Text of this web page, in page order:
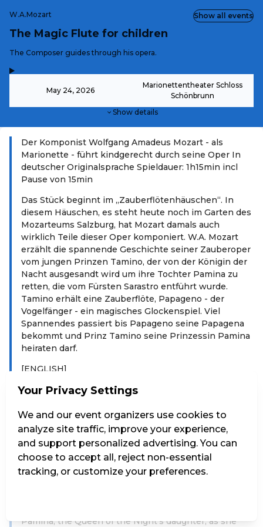
W.A.Mozart
The Magic Flute for children
-The Composer guides through his opera.
May 24, 2026
Marionettentheater Schloss
Schönbrunn
Show details
Show all events
Der Komponist Wolfgang Amadeus Mozart - als
Marionette - führt kindgerecht durch seine Oper In
deutscher Originalsprache Spieldauer: 1h15min incl
Pause von 15min
Das Stück beginnt im „Zauberflötenhäuschen“. In
diesem Häuschen, es steht heute noch im Garten des
Mozarteums Salzburg, hat Mozart damals auch
wirklich Teile dieser Oper komponiert. W.A. Mozart
erzählt die spannende Geschichte seiner Zauberoper
vom jungen Prinzen Tamino, der von der Königin der
Nacht ausgesandt wird um ihre Tochter Pamina zu
retten, die vom Fürsten Sarastro entführt wurde.
Tamino erhält eine Zauberflöte, Papageno - der
Vogelfänger - ein magisches Glockenspiel. Viel
Spannendes passiert bis Papageno seine Papagena
bekommt und Prinz Tamino seine Prinzessin Pamina
heiraten darf.
[ENGLISH]
The composer Wolfgang Amadeus Mozart - as a
friendly way Spoken language: German Duration:
1h15min incl 15min intermission Synopsis in English
and other languages at the Box office. Price € 1,-
The story begins in the "Magic Flute House". In this
little house, still standing today in the garden of the
Pamina, the Queen of the Night's daughter, as she
Your Privacy Settings
We and our event organizers use cookies to
analyze site traffic, improve your experience,
and support personalized advertising. You can
choose to accept all, reject non-essential
tracking, or customize your preferences.